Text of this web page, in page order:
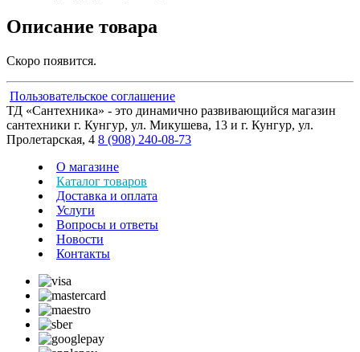
Описание товара
Скоро появится.
Пользовательское соглашение
ТД «Сантехника» - это динамично развивающийся магазин
сантехники г. Кунгур, ул. Микушева, 13 и г. Кунгур, ул.
Пролетарская, 4 8 (908) 240-08-73
О магазине
Каталог товаров
Доставка и оплата
Услуги
Вопросы и ответы
Новости
Контакты